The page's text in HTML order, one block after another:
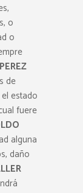
o
o
de
estado
fuere
alguna
daño